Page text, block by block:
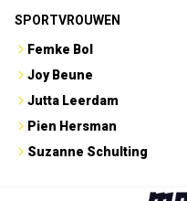
SPORTVROUWEN
Femke Bol
Joy Beune
Jutta Leerdam
Pien Hersman
Suzanne Schulting